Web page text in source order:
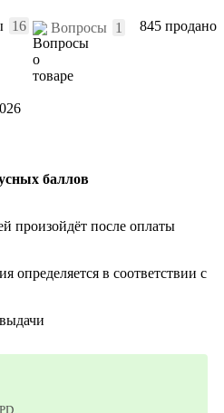
16 Вопросы 1 845 продано
баллов
произойдёт после оплаты
определяется в соответствии с